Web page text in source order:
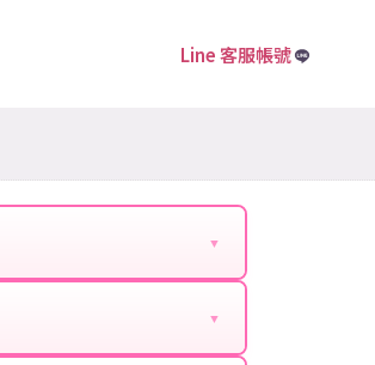
Line 客服帳號
▼
▼